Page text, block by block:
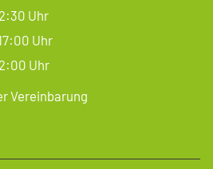
Uhr
Uhr
Uhr
Vereinbarung